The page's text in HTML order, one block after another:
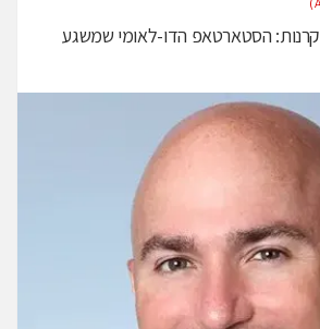
ברוב מוחץ של 103 קרנות: הסטארטאפ הדו-לאומי שמשגע